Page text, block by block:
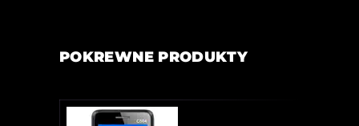
POKREWNE PRODUKTY